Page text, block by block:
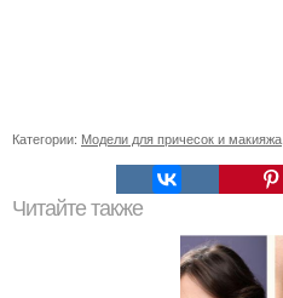
Категории: Модели для причесок и макияжа
Читайте также